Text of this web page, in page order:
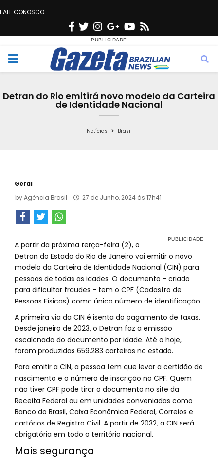
FALE CONOSCO
F
c
e
o
T
w
i
t
e
n
s
t
g
r
a
G
o
o
g
e
Y
u
t
b
s
M
Detran do Rio emitirá novo modelo da Carteira
de Identidade Nacional
Notícias Brasil
Geral
byAgência Brasil 27 de Junho, 2024 às 17h41
A partir da próxima terça-feira (2), o
Detran do Estado do Rio de Janeiro vai emitir o novo
modelo da Carteira de Identidade Nacional (CIN) para
pessoas de todas as idades. O documento - criado
para dificultar fraudes - tem o CPF (Cadastro de
Pessoas Físicas) como único número de identificação.
A primeira via da CIN é isenta do pagamento de taxas.
Desde janeiro de 2023, o Detran faz a emissão
escalonada do documento por idade. Até o hoje,
foram produzidas 659.283 carteiras no estado.
Para emitir a CIN, a pessoa tem que levar a certidão de
nascimento e o número de inscrição no CPF. Quem
não tiver CPF pode tirar o documento no site da
Receita Federal ou em unidades conveniadas como
Banco do Brasil, Caixa Econômica Federal, Correios e
cartórios de Registro Civil. A partir de 2032, a CIN será
obrigatória em todo o território nacional.
Mais segurança